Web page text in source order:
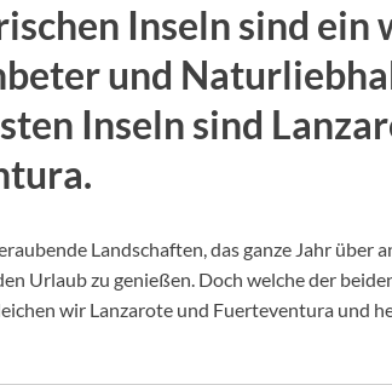
Inseln sind ein
und
Inseln sind
Landschaften, das ganze Jahr über
Urlaub zu genießen. Doch welche der
wir Lanzarote und Fuerteventura und